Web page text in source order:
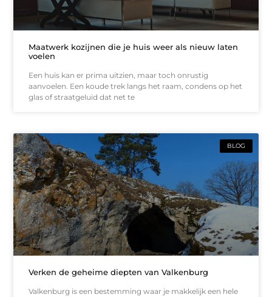
Maatwerk kozijnen die je huis weer als nieuw laten
voelen
Een huis kan er prima uitzien, maar toch onrustig
aanvoelen. Een koude trek langs het raam, condens op het
glas of straatgeluid dat net te
BLOG
Verken de geheime diepten van Valkenburg
Valkenburg is een bestemming waar je makkelijk een hele